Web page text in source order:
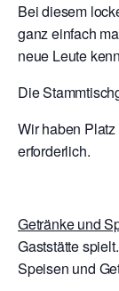
Bei diesem
ganz einfach
neue Leute
Die
Wir haben
erforderlich.
Getränke und
Gaststätte
Speisen und